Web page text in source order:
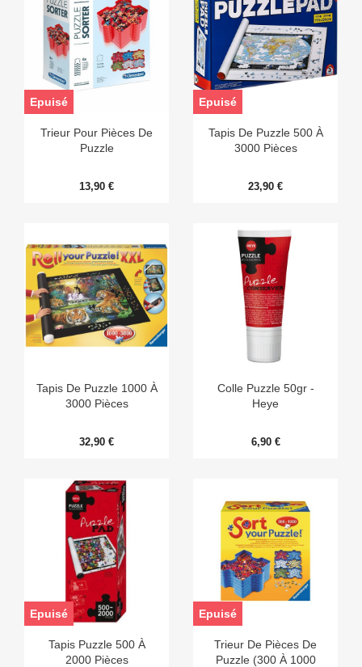
Trieur Pour Pièces De
Puzzle
13,90 €
Epuisé
Tapis De Puzzle 500 À
3000 Pièces
23,90 €
Epuisé
Tapis De Puzzle 1000 À
3000 Pièces
32,90 €
Colle Puzzle 50gr -
Heye
6,90 €
Tapis Puzzle 500 À
2000 Pièces
Epuisé
Trieur De Pièces De
Puzzle (300 À 1000
Epuisé